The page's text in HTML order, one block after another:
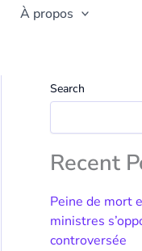
À propos
Search
Recent
Peine de mort
ministres
controversée